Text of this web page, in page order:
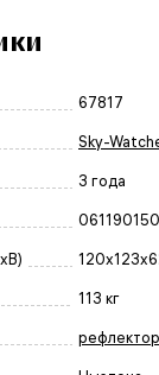
67817
Sky-
3 года
113 кг
рефлектор